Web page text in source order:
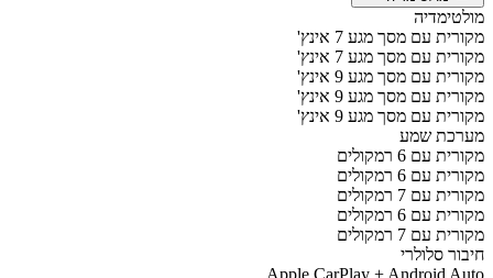
מולטימדיה
מקורית עם מסך מגע 7 אינץ'
מקורית עם מסך מגע 7 אינץ'
מקורית עם מסך מגע 9 אינץ'
מקורית עם מסך מגע 9 אינץ'
מקורית עם מסך מגע 9 אינץ'
מערכת שמע
מקורית עם 6 רמקולים
מקורית עם 6 רמקולים
מקורית עם 7 רמקולים
מקורית עם 6 רמקולים
מקורית עם 7 רמקולים
חיבור סלולרי
Apple CarPlay + Android Auto